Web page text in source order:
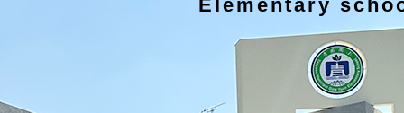
Elementary